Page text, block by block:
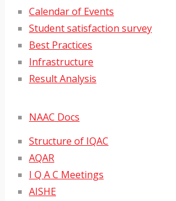
Calendar of Events
Student satisfaction survey
Best Practices
Infrastructure
Result Analysis
NAAC Docs
Structure of IQAC
AQAR
I Q A C Meetings
AISHE